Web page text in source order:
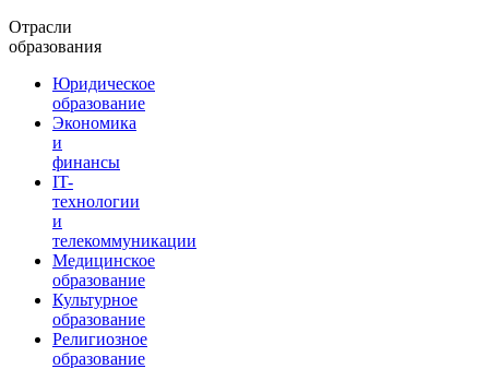
Отрасли
образования
Юридическое
образование
Экономика
и
финансы
IT-
технологии
и
телекоммуникации
Медицинское
образование
Культурное
образование
Религиозное
образование